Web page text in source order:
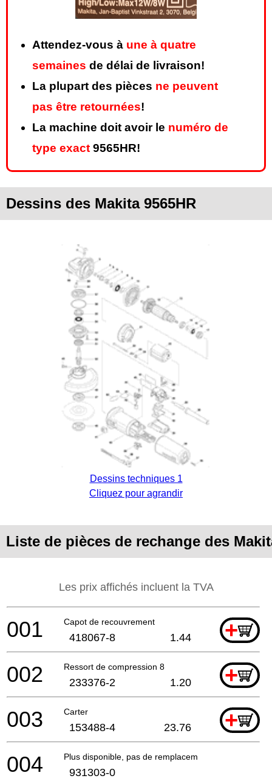
Attendez-vous à une à quatre
semaines de délai de livraison!
La plupart des pièces ne peuvent
pas être retournées!
La machine doit avoir le numéro de
type exact 9565HR!
Dessins des Makita 9565HR
Dessins techniques 1
Cliquez pour agrandir
Liste de pièces de rechange des
Les prix affichés incluent la TVA
Capot de recouvrement +
001 418067-8 1.44
Ressort de compression 8 +
002 233376-2 1.20
Carter +
003 153488-4 23.76
Plus disponible, pas de remplacement
004 931303-0